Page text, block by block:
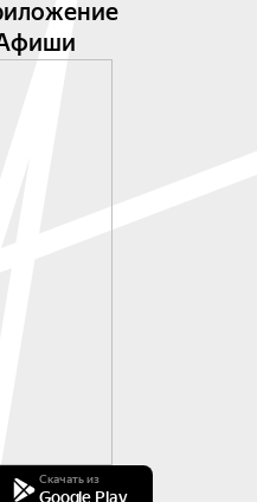
Скачать из
Google Play